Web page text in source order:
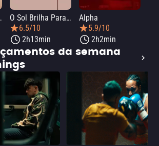
O Sol Brilha Para Todos
6.5/10
2h13min
Alpha
5.9/10
2h2min
da semana